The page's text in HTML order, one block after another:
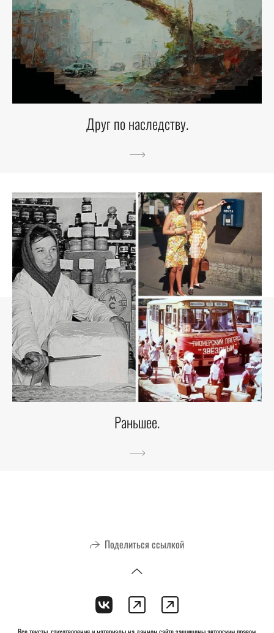
Друг по наследству.
Раньшее.
Поделиться ссылкой